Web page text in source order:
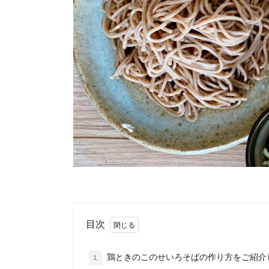
目次
1. 鶏ときのこのせいろそばの作り方をご紹介